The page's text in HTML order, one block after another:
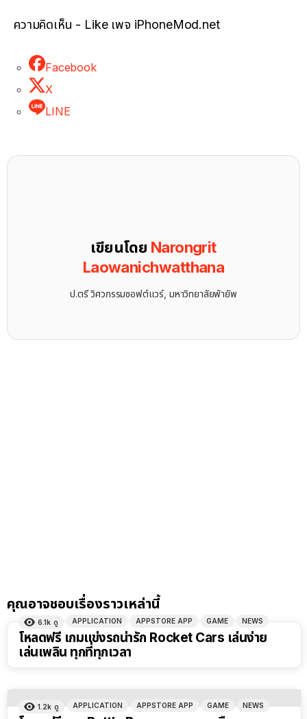
ความคิดเห็น - Like เพจ iPhoneMod.net
Facebook
X
LINE
เขียนโดย Narongrit
Laowanichwatthana
ป.ตรี วิศวกรรมซอฟต์แวร์, มหาวิทยาลัยพัายัพ
คุณอาจชอบเรื่องราวเหล่านี้
6.1k ดู APPLICATION APPSTORE APP GAME NEWS
โหลดฟรี เกมแข่งรถน่ารัก Rocket Cars เล่นง่าย
เล่นเพลิน ทุกที่ทุกเวลา
1.2k ดู APPLICATION APPSTORE APP GAME NEWS